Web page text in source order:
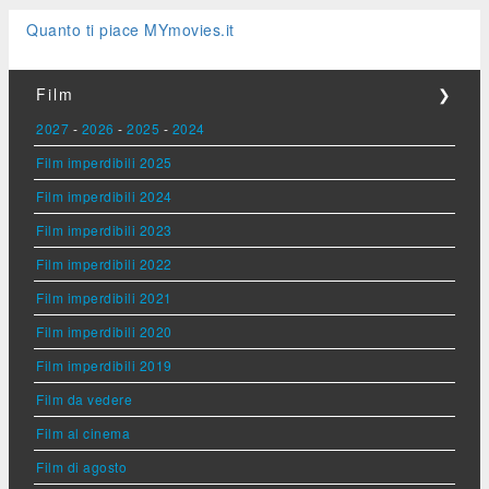
Quanto ti piace MYmovies.it
Film ❯
2027 - 2026 - 2025 - 2024
Film imperdibili 2025
Film imperdibili 2024
Film imperdibili 2023
Film imperdibili 2022
Film imperdibili 2021
Film imperdibili 2020
Film imperdibili 2019
Film da vedere
Film al cinema
Film di agosto